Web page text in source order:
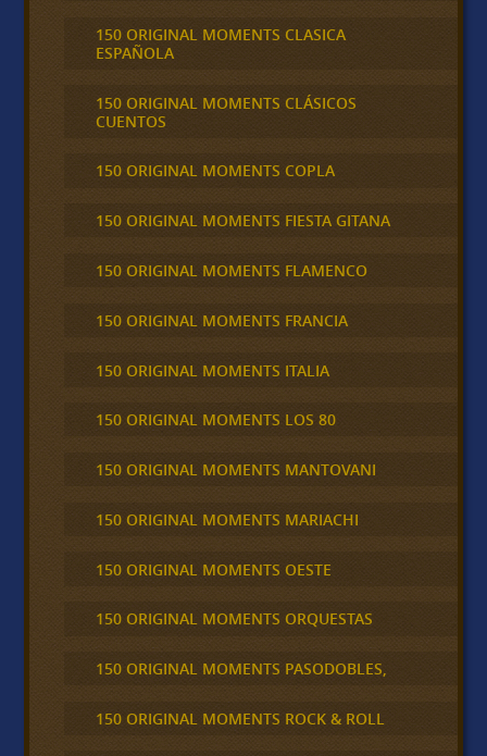
150 ORIGINAL MOMENTS CLASICA
ESPAÑOLA
150 ORIGINAL MOMENTS CLÁSICOS
CUENTOS
150 ORIGINAL MOMENTS COPLA
150 ORIGINAL MOMENTS FIESTA GITANA
150 ORIGINAL MOMENTS FLAMENCO
150 ORIGINAL MOMENTS FRANCIA
150 ORIGINAL MOMENTS ITALIA
150 ORIGINAL MOMENTS LOS 80
150 ORIGINAL MOMENTS MANTOVANI
150 ORIGINAL MOMENTS MARIACHI
150 ORIGINAL MOMENTS OESTE
150 ORIGINAL MOMENTS ORQUESTAS
150 ORIGINAL MOMENTS PASODOBLES,
150 ORIGINAL MOMENTS ROCK & ROLL